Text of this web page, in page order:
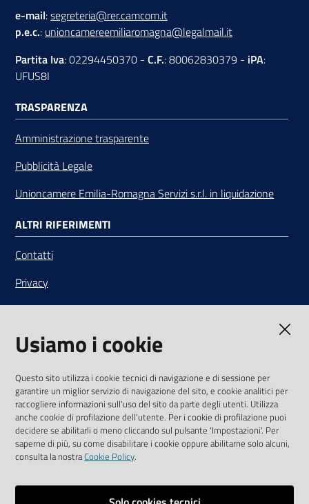
e-mail:segreteria@rer.camcom.it
p.e.c.: unioncamereemiliaromagna@legalmail.it
Partita Iva: 02294450370 - C.F.: 80062830379 - iPA:
UFUS8I
TRASPARENZA
Amministrazione trasparente
Pubblicità Legale
Unioncamere Emilia-Romagna Servizi s.r.l. in liquidazione
ALTRI RIFERIMENTI
Contatti
Privacy
Note legali
Media Policy
SEGUICI SU
YoutubeTwitterLinkedinFacebookInstagram
Usiamo i cookie
Questo sito utilizza i cookie tecnici di navigazione e di sessione per
garantire un miglior servizio di navigazione del sito, e cookie analitici per
raccogliere informazioni sull'uso del sito da parte degli utenti. Utilizza
anche cookie di profilazione dell'utente. Per i cookie di profilazione puoi
decidere se abilitarli o meno cliccando sul pulsante 'Impostazioni'. Per
saperne di più, su come disabilitare i cookie oppure abilitarne solo alcuni,
consulta la nostraCookie Policy.